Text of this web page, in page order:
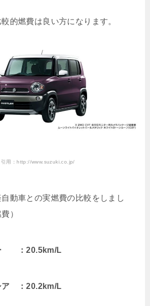
的燃費は良い方になります。
引用：http://www.suzuki.co.jp/
動車との実燃費の比較をしまし
）
：20.5km/L
ア ：20.2km/L